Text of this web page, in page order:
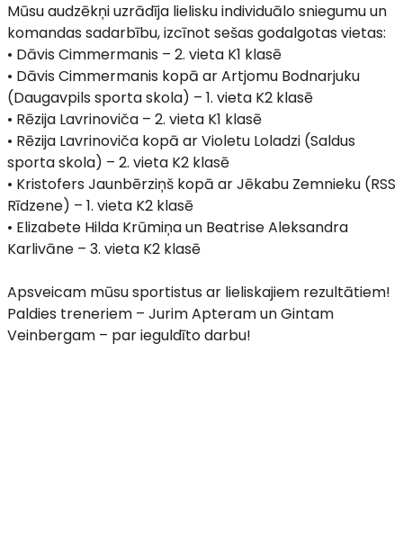
Mūsu audzēkņi uzrādīja lielisku individuālo sniegumu un
komandas sadarbību, izcīnot sešas godalgotas vietas:
• Dāvis Cimmermanis – 2. vieta K1 klasē
• Dāvis Cimmermanis kopā ar Artjomu Bodnarjuku
(Daugavpils sporta skola) – 1. vieta K2 klasē
• Rēzija Lavrinoviča – 2. vieta K1 klasē
• Rēzija Lavrinoviča kopā ar Violetu Loladzi (Saldus
sporta skola) – 2. vieta K2 klasē
• Kristofers Jaunbērziņš kopā ar Jēkabu Zemnieku (RSS
Rīdzene) – 1. vieta K2 klasē
• Elizabete Hilda Krūmiņa un Beatrise Aleksandra
Karlivāne – 3. vieta K2 klasē
Apsveicam mūsu sportistus ar lieliskajiem rezultātiem!
Paldies treneriem – Jurim Apteram un Gintam
Veinbergam – par ieguldīto darbu!